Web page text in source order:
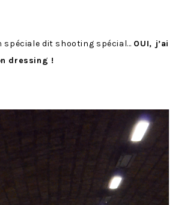
spéciale dit shooting spécial… OUI, j’ai
dressing !